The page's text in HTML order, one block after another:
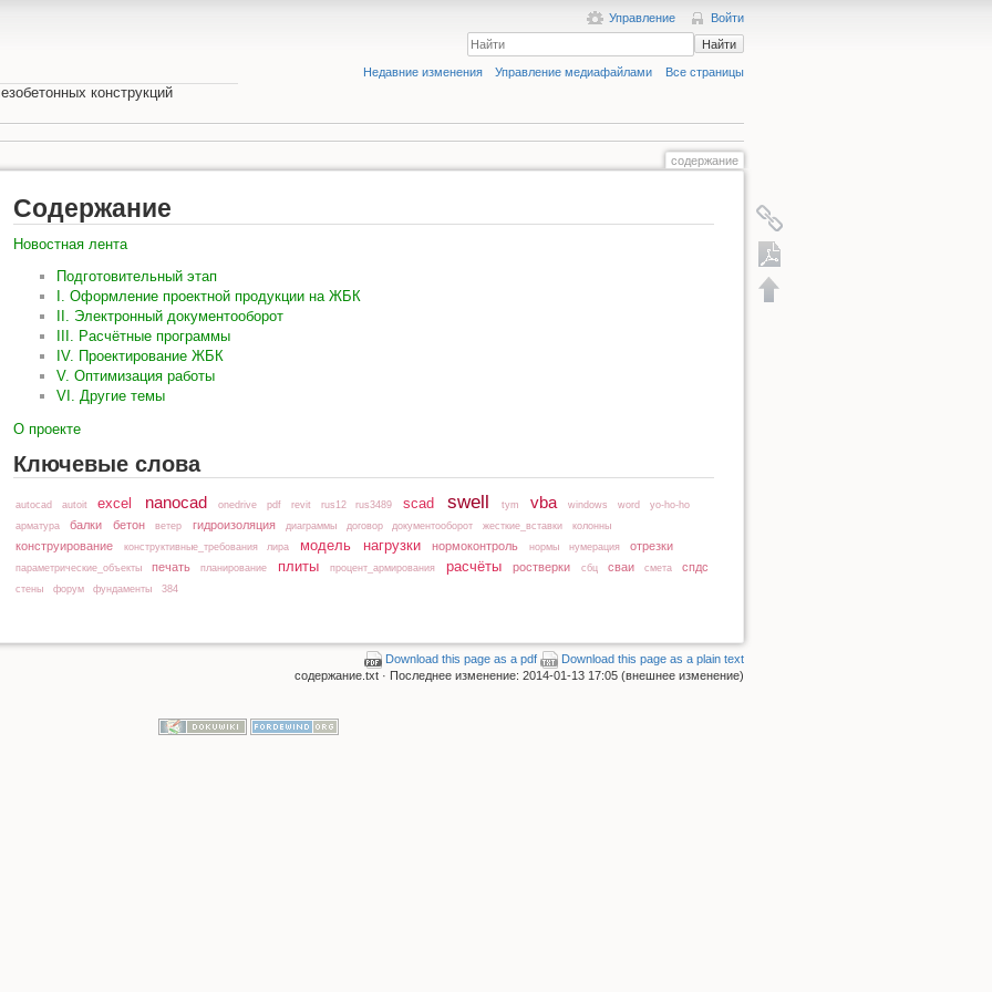
конструкций
Управление Войти
Найти
Недавние изменения Управление медиафайлами Все страницы
содержание
Содержание
Новостная лента
Подготовительный этап
I. Оформление проектной продукции на ЖБК
II. Электронный документооборот
III. Расчётные программы
IV. Проектирование ЖБК
V. Оптимизация работы
VI. Другие темы
О проекте
Ключевые слова
autocad autoit excel nanocad onedrive pdf revit rus12 rus3489 scad swell tym vba windows word
yo-ho-ho
арматура
балки бетон ветер гидроизоляция диаграммы договор документооборот жесткие_вставки колонны
конструирование конструктивные_требования лира модель нагрузки нормоконтроль нормы нумерация отрезки
параметрические_объекты печать планирование плиты процент_армирования расчёты ростверки сбц сваи смета спдс
стены форум фундаменты 384
Download this page as a pdf
Download this page as a plain text
содержание.txt· Последнее изменение: 2014-01-13 17:05 (внешнее изменение)